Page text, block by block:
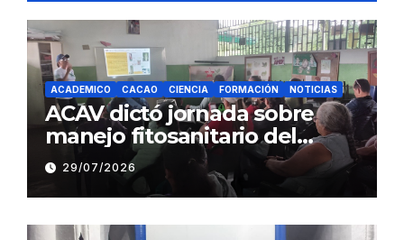
ACADEMICO CACAO CIENCIA FORMACIÓN NOTICIAS
ACAV dictó jornada sobre
manejo fitosanitario del
cacao a productores del
estado Barinas
29/07/2026